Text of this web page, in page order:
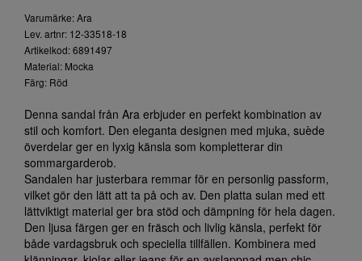
Varumärke: Ara
Lev. artnr: 12-33518-18
Artikelkod: 6891497
Material: Mocka
Färg: Röd
Denna sandal från Ara erbjuder en perfekt kombination av
stil och komfort. Den eleganta designen med mjuka, suède
överdelar ger en lyxig känsla som kompletterar din
sommargarderob.
Sandalen har justerbara remmar för en personlig passform,
vilket gör den lätt att ta på och av. Den platta sulan med ett
lättviktigt material ger bra stöd och dämpning för hela dagen.
Den ljusa färgen ger en fräsch och livlig känsla, perfekt för
både vardagsbruk och speciella tillfällen. Kombinera med